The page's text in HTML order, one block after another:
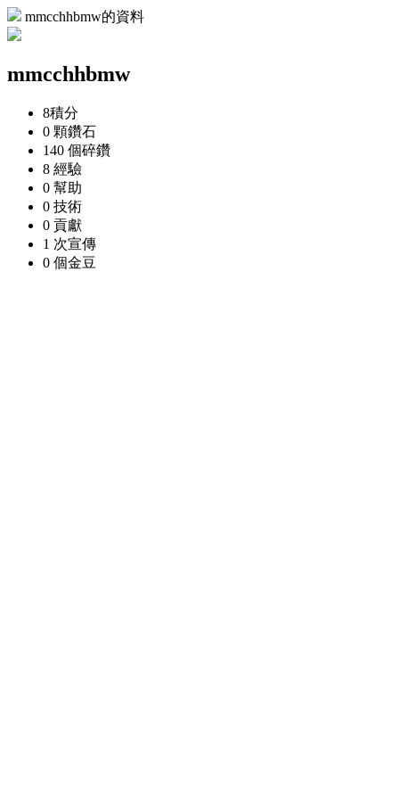
mmcchhbmw的資料
mmcchhbmw
8積分
0 顆鑽石
140 個碎鑽
8 經驗
0 幫助
0 技術
0 貢獻
1 次宣傳
0 個金豆